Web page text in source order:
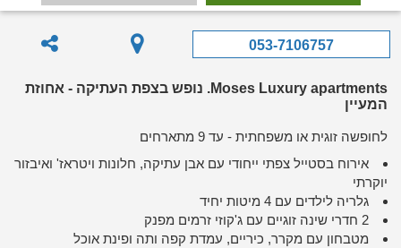
053-7106757
Moses Luxury apartments. נופש בצפת העתיקה - אחוזת
המעיין
לחופשה זוגית או משפחתית - עד 9 מתארחים
אירוח בסטייל צפתי ייחודי עם אבן עתיקה, חלונות ויטראז' ואיבזור
יוקרתי
גלריה לילדים עם 4 מיטות יחיד
2 חדרי שינה זוגיים עם ג'קוזי זרמים מפנק
מטבחון עם מקרר, כיריים, עמדת קפה ותה ופינת אוכל